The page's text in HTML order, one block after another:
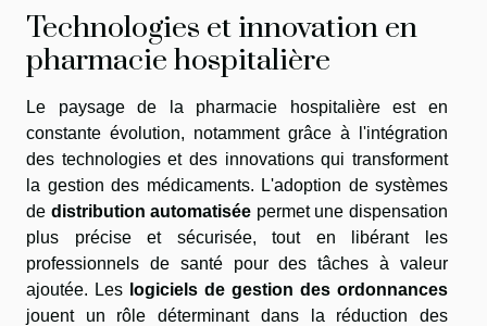
Technologies et innovation en
pharmacie hospitalière
Le paysage de la pharmacie hospitalière est en
constante évolution, notamment grâce à l'intégration
des technologies et des innovations qui transforment
la gestion des médicaments. L'adoption de systèmes
de distribution automatisée permet une dispensation
plus précise et sécurisée, tout en libérant les
professionnels de santé pour des tâches à valeur
ajoutée. Les logiciels de gestion des ordonnances
jouent un rôle déterminant dans la réduction des